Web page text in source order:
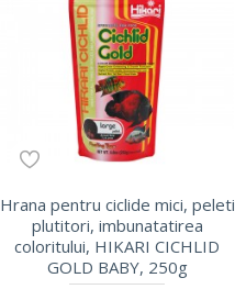
Hrana pentru ciclide mici, peleti
plutitori, imbunatatirea
coloritului, HIKARI CICHLID
GOLD BABY, 250g